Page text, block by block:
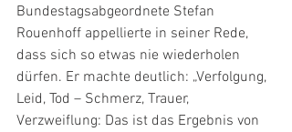
Bundestagsabgeordnete Stefan
Rouenhoff appellierte in seiner Rede,
dass sich so etwas nie wiederholen
dürfen. Er machte deutlich: „Verfolgung,
Leid, Tod – Schmerz, Trauer,
Verzweiflung: Das ist das Ergebnis von